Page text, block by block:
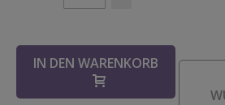
IN DEN WARENKORB